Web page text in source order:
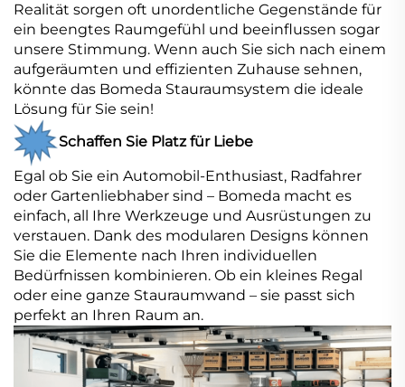
Realität sorgen oft unordentliche Gegenstände für
ein beengtes Raumgefühl und beeinflussen sogar
unsere Stimmung. Wenn auch Sie sich nach einem
aufgeräumten und effizienten Zuhause sehnen,
könnte das Bomeda Stauraumsystem die ideale
Lösung für Sie sein!
Schaffen Sie Platz für Liebe
Egal ob Sie ein Automobil-Enthusiast, Radfahrer
oder Gartenliebhaber sind – Bomeda macht es
einfach, all Ihre Werkzeuge und Ausrüstungen zu
verstauen. Dank des modularen Designs können
Sie die Elemente nach Ihren individuellen
Bedürfnissen kombinieren. Ob ein kleines Regal
oder eine ganze Stauraumwand – sie passt sich
perfekt an Ihren Raum an.